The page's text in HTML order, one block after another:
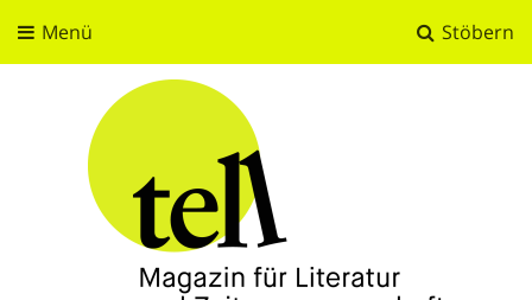
Stöbern
Menü